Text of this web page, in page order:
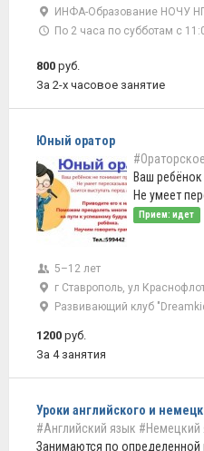
ИНФА-Образование НОЧУ
По 2 часа по субботам с
800 руб.
За 2-х часовое занятие
Юный оратор
Ваш
Не умеет
Прием: идет
5–12 лет
г Ставрополь, ул
Развивающий клуб
1200 руб.
За 4 занятия
Уроки английского и
#Английский язык #Немецкий
Занимаются по